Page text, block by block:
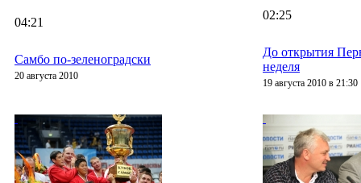
04:21
Самбо по-зеленоградски
20 августа 2010
02:25
До открытия
неделя
19 августа 2010 в 21:30